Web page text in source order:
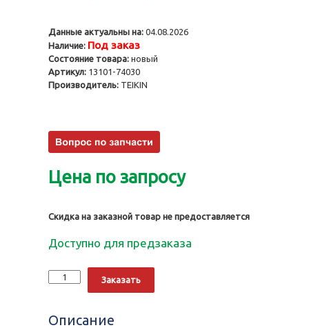
Данные актуальны на: 04.08.2026
Наличие: Под заказ
Состояние товара: новый
Артикул: 13101-74030
Производитель: TEIKIN
Цена по запросу
Скидка на заказной товар не предоставляется
Доступно для предзаказа
Количество
Поршни
STD,
Заказать
Описание